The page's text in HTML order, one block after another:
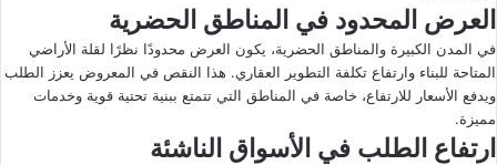
العرض المحدود في المناطق الحضرية
في المدن الكبيرة والمناطق الحضرية، يكون العرض محدودًا نظرًا لقلة الأراضي
المتاحة للبناء وارتفاع تكلفة التطوير العقاري. هذا النقص في المعروض يعزز الطلب
ويدفع الأسعار للارتفاع، خاصة في المناطق التي تتمتع ببنية تحتية قوية وخدمات
مميزة.
ارتفاع الطلب في الأسواق الناشئة